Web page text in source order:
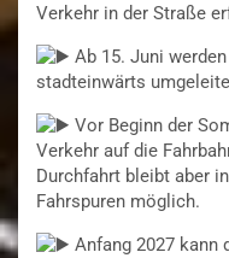
Verkehr in der Straße
Ab 15. Juni
stadteinwärts
Vor Beginn der
Verkehr auf die
Durchfahrt bleibt aber
Fahrspuren möglich.
Anfang 2027 kann